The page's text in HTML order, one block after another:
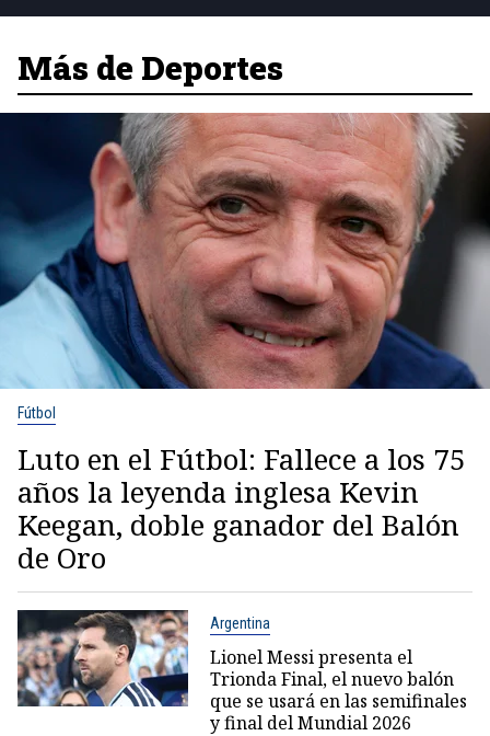
Más de Deportes
Fútbol
Luto en el Fútbol: Fallece a los 75
años la leyenda inglesa Kevin
Keegan, doble ganador del Balón
de Oro
Argentina
Lionel Messi presenta el
Trionda Final, el nuevo balón
que se usará en las semifinales
y final del Mundial 2026